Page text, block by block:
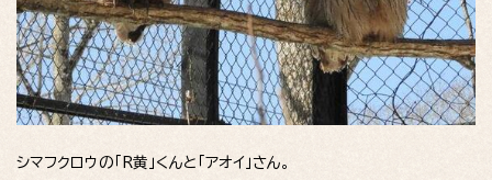
シマフクロウの「R黄」くんと「アオイ」さん。